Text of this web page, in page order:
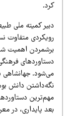
کمیته ملی
متفاوت نسبت
اهمیت
فرهنگی
جهانشاهی با
دانش بومی،
دستاوردهای
پایداری، در معرض